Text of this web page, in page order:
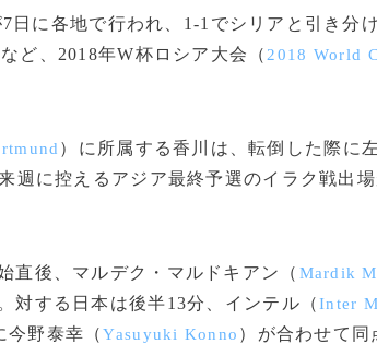
日に各地で行われ、1-1でシリアと引き分
ど、2018年W杯ロシア大会（ 2018 World
）に所属する香川は、転倒した際に
週に控えるアジア最終予選のイラク戦出
後、マルデク・マルドキアン（ Mardik
対する日本は後半13分、インテル（Inter
今野泰幸（Yasuyuki Konno ）が合わせて同